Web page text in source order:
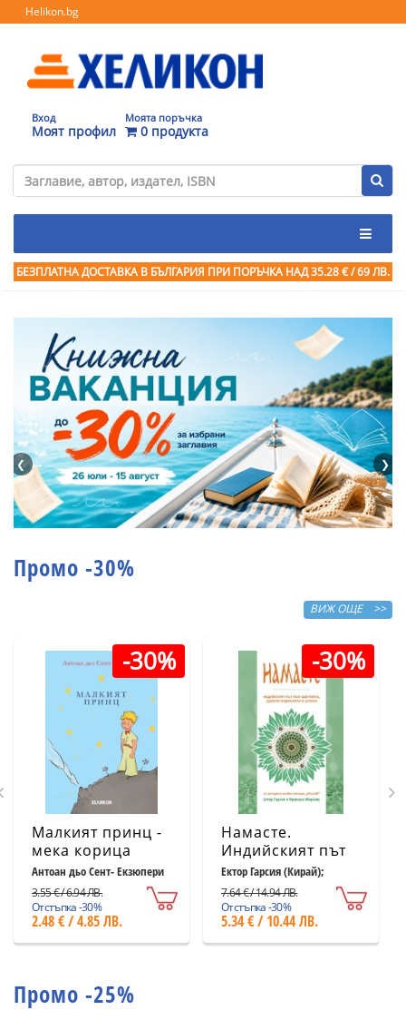
Helikon.bg
Вход
Моят профил
Моята поръчка
0 продукта
БЕЗПЛАТНА ДОСТАВКА В БЪЛГАРИЯ ПРИ ПОРЪЧКА НАД 35.28 € / 69 ЛВ.
❮ ❯
Промо -30%
ВИЖ ОЩЕ >>
-30%
Малкият принц -
мека корица
светлосиня
Антоан дьо Сент- Екзюпери
3.55 € / 6.94 ЛВ.
Отстъпка -30%
2.48 € / 4.85 ЛВ.
-30%
Намасте.
Индийският път
към щастието,
удовлетворението
и успеха
Ектор Гарсия (Кирай);
7.64 € / 14.94 ЛВ.
Отстъпка -30%
5.34 € / 10.44 ЛВ.
Промо -25%